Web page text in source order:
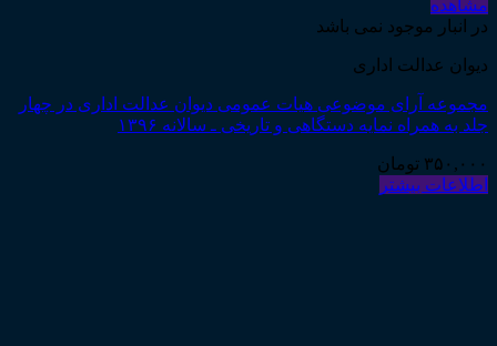
مشاهده
در انبار موجود نمی باشد
دیوان عدالت اداری
مجموعه آرای موضوعی هیات عمومی دیوان عدالت اداری در چهار
جلد به همراه نمایه دستگاهی و تاریخی ـ سالانه ۱۳۹۶
۳۵۰,۰۰۰ تومان
اطلاعات بیشتر